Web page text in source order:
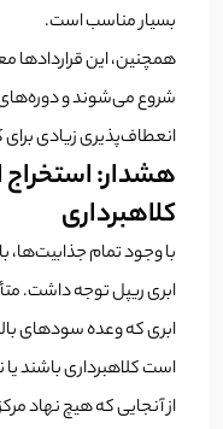
بسیار مناسب است.
شروع می‌شوند و دوره‌های
انعطاف‌پذیری زیادی
هشدار:
کلاهبرداری
با وجود تمام
ابری ریپل توجه داشت.
ابری که وعده سودهای
است کلاهبرداری باشند یا
از آنجایی که هیچ نهاد